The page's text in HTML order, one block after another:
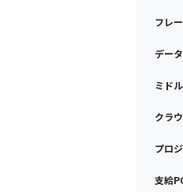
＜ミー
・四
・フ
フレ
デー
ミド
クラ
プロ
支給